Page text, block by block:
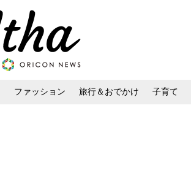
ファッション 旅行＆おでかけ 子育て